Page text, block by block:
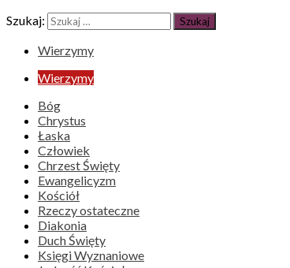
Szukaj:
Wierzymy
Wierzymy
Bóg
Chrystus
Łaska
Człowiek
Chrzest Święty
Ewangelicyzm
Kościół
Rzeczy ostateczne
Diakonia
Duch Święty
Księgi Wyznaniowe